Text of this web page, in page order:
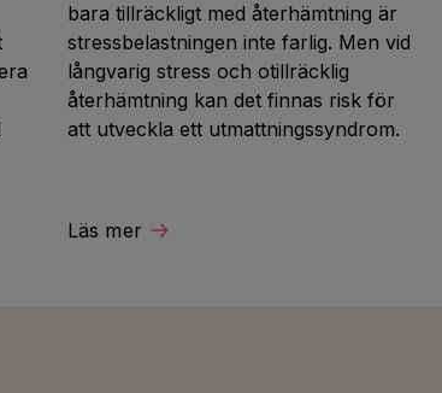
bara tillräckligt med återhämtning är
stressbelastningen inte farlig. Men vid
långvarig stress och otillräcklig
återhämtning kan det finnas risk för
att utveckla ett utmattningssyndrom.
Läs mer